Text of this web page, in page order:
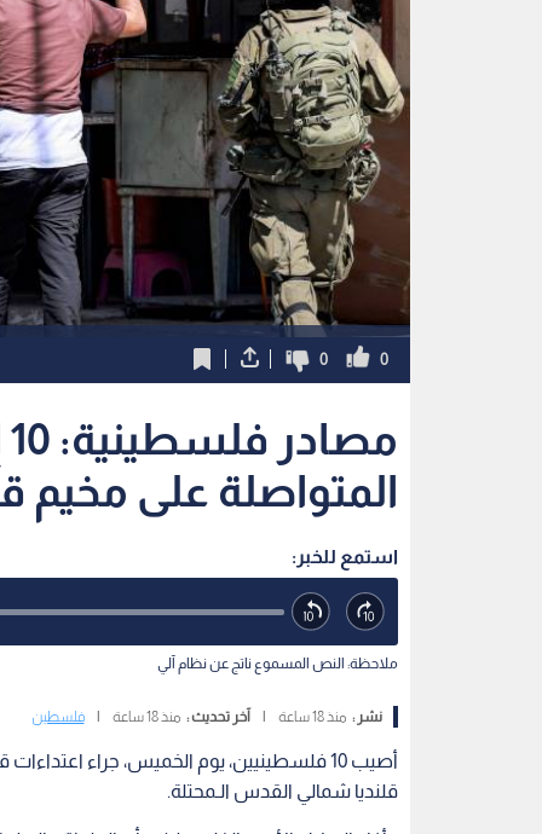
0
0
المتواصلة على مخيم
استمع للخبر:
ملاحظة: النص المسموع ناتج عن نظام آلي
نشر : منذ 18 ساعة آخر تحديث : منذ 18 ساعة فلسطين
أصيب 10 فلسطينيين، يوم الخميس، جراء
قلنديا شمالي القدس الـمحتلة.